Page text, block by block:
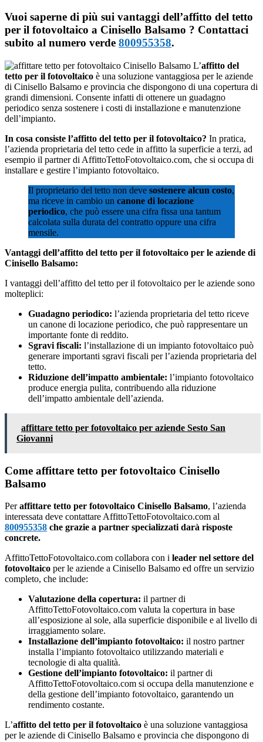
Vuoi saperne di più sui vantaggi dell’affitto del tetto
per il fotovoltaico a Cinisello Balsamo ? Contattaci
subito al numero verde 800955358.
L’affitto del
tetto per il fotovoltaico è una soluzione vantaggiosa per le aziende
di Cinisello Balsamo e provincia che dispongono di una copertura di
grandi dimensioni. Consente infatti di ottenere un guadagno
periodico senza sostenere i costi di installazione e manutenzione
dell’impianto.
In cosa consiste l’affitto del tetto per il fotovoltaico? In pratica,
l’azienda proprietaria del tetto cede in affitto la superficie a terzi, ad
esempio il partner di AffittoTettoFotovoltaico.com, che si occupa di
installare e gestire l’impianto fotovoltaico.
Il proprietario del tetto non deve sostenere alcun costo,
ma riceve in cambio un canone di locazione
periodico, che può essere una cifra fissa una tantum
calcolata sulla durata del contratto oppure una cifra
mensile.
Vantaggi dell’affitto del tetto per il fotovoltaico per le aziende di
Cinisello Balsamo:
I vantaggi dell’affitto del tetto per il fotovoltaico per le aziende sono
molteplici:
Guadagno periodico: l’azienda proprietaria del tetto riceve
un canone di locazione periodico, che può rappresentare un
importante fonte di reddito.
Sgravi fiscali: l’installazione di un impianto fotovoltaico può
generare importanti sgravi fiscali per l’azienda proprietaria del
tetto.
Riduzione dell’impatto ambientale: l’impianto fotovoltaico
produce energia pulita, contribuendo alla riduzione
dell’impatto ambientale dell’azienda.
affittare tetto per fotovoltaico per aziende Sesto San
Giovanni
Come affittare tetto per fotovoltaico Cinisello
Balsamo
Peraffittare tetto per fotovoltaico Cinisello Balsamo, l’azienda
interessata deve contattare AffittoTettoFotovoltaico.com al
800955358 che grazie a partner specializzati darà risposte
concrete.
AffittoTettoFotovoltaico.com collabora con i leader nel settore del
fotovoltaico per le aziende a Cinisello Balsamo ed offre un servizio
completo, che include:
Valutazione della copertura: il partner di
AffittoTettoFotovoltaico.com valuta la copertura in base
all’esposizione al sole, alla superficie disponibile e al livello di
irraggiamento solare.
Installazione dell’impianto fotovoltaico: il nostro partner
installa l’impianto fotovoltaico utilizzando materiali e
tecnologie di alta qualità.
Gestione dell’impianto fotovoltaico: il partner di
AffittoTettoFotovoltaico.com si occupa della manutenzione e
della gestione dell’impianto fotovoltaico, garantendo un
rendimento costante.
L’affitto del tetto per il fotovoltaico è una soluzione vantaggiosa
per le aziende di Cinisello Balsamo e provincia che dispongono di